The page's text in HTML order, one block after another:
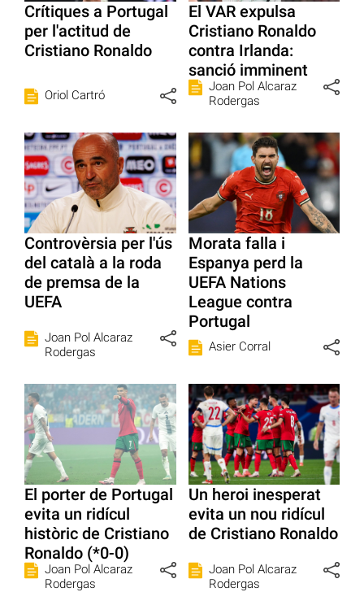
Crítiques a Portugal
per l'actitud de
Cristiano Ronaldo
Oriol Cartró
El VAR expulsa
Cristiano Ronaldo
contra Irlanda:
sanció imminent
Joan Pol Alcaraz
Rodergas
Controvèrsia per l'ús
del català a la roda
de premsa de la
UEFA
Joan Pol Alcaraz
Rodergas
Morata falla i
Espanya perd la
UEFA Nations
League contra
Portugal
Asier Corral
El porter de Portugal
evita un ridícul
històric de Cristiano
Ronaldo (*0-0)
Joan Pol Alcaraz
Rodergas
Un heroi inesperat
evita un nou ridícul
de Cristiano Ronaldo
Joan Pol Alcaraz
Rodergas